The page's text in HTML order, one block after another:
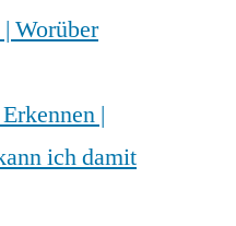
Worüber
|
ich damit